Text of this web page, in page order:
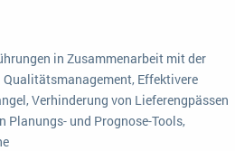
Kosten
Lebensmittelindustrie
Produktion
Services
in Zusammenarbeit mit der
Effektivere
Verhinderung von Lieferengpässen
und Prognose-Tools,